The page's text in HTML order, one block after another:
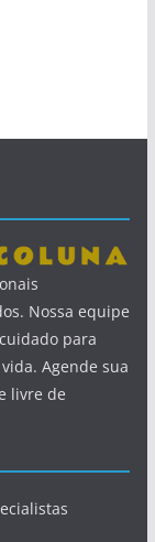
Nossa equipe
para
Agende sua
livre de